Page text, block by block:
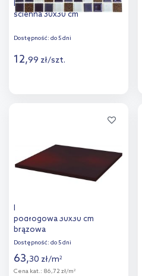
Iryda Monroy Brown mozaika
ścienna 30x30 cm
Dostępność: do 5 dni
12,99 zł/szt.
Paradyż Cloud Brown płytka
podłogowa 30x30 cm
brązowa
Dostępność: do 5 dni
63,30 zł/m2
Cena kat.: 86,72 zł/m2